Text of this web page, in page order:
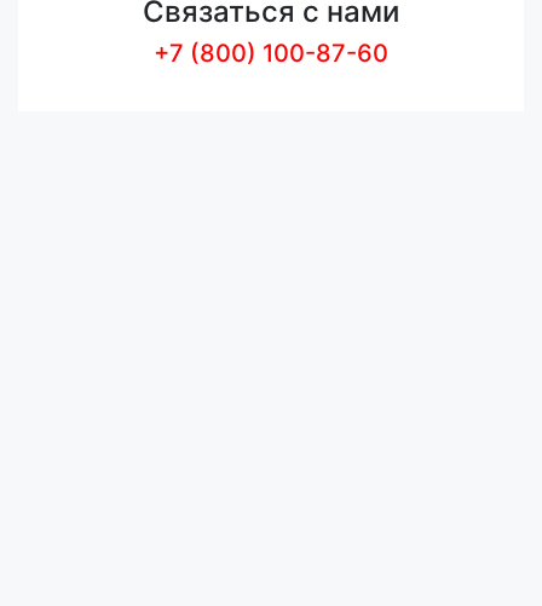
Связаться с нами
+7 (800) 100-87-60